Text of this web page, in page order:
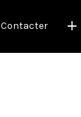
Contacter